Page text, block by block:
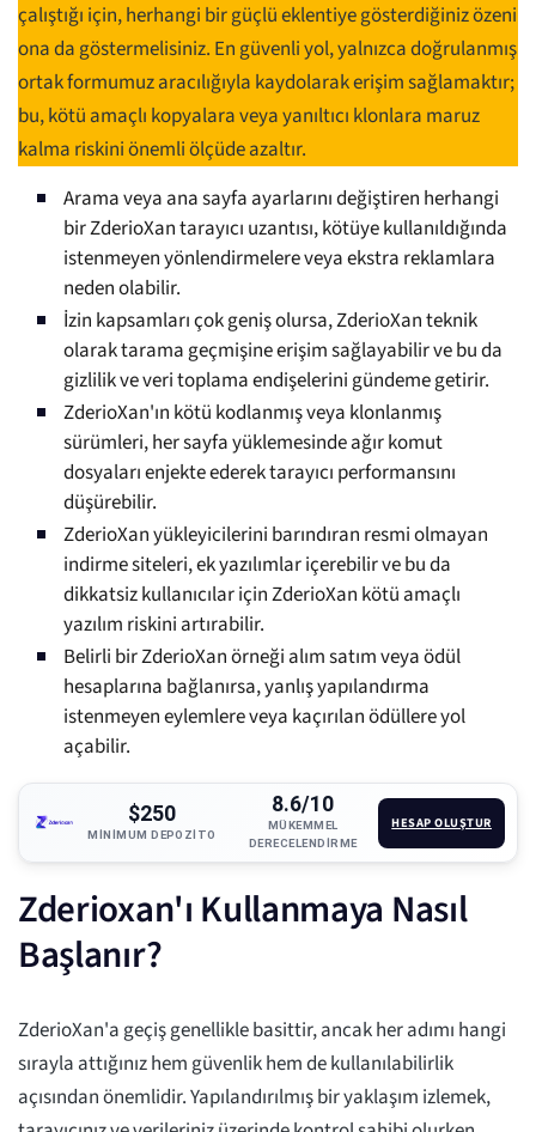
çalıştığı için, herhangi bir güçlü eklentiye gösterdiğiniz özeni
ona da göstermelisiniz. En güvenli yol, yalnızca doğrulanmış
ortak formumuz aracılığıyla kaydolarak erişim sağlamaktır;
bu, kötü amaçlı kopyalara veya yanıltıcı klonlara maruz
kalma riskini önemli ölçüde azaltır.
Arama veya ana sayfa ayarlarını değiştiren herhangi
bir ZderioXan tarayıcı uzantısı, kötüye kullanıldığında
istenmeyen yönlendirmelere veya ekstra reklamlara
neden olabilir.
İzin kapsamları çok geniş olursa, ZderioXan teknik
olarak tarama geçmişine erişim sağlayabilir ve bu da
gizlilik ve veri toplama endişelerini gündeme getirir.
ZderioXan'ın kötü kodlanmış veya klonlanmış
sürümleri, her sayfa yüklemesinde ağır komut
dosyaları enjekte ederek tarayıcı performansını
düşürebilir.
ZderioXan yükleyicilerini barındıran resmi olmayan
indirme siteleri, ek yazılımlar içerebilir ve bu da
dikkatsiz kullanıcılar için ZderioXan kötü amaçlı
yazılım riskini artırabilir.
Belirli bir ZderioXan örneği alım satım veya ödül
hesaplarına bağlanırsa, yanlış yapılandırma
istenmeyen eylemlere veya kaçırılan ödüllere yol
açabilir.
$250
MINIMUM DEPOZITO
8.6/10
MÜKEMMEL
DERECELENDIRME
HESAP OLUŞTUR
Zderioxan'ı Kullanmaya Nasıl
Başlanır?
ZderioXan'a geçiş genellikle basittir, ancak her adımı hangi
sırayla attığınız hem güvenlik hem de kullanılabilirlik
açısından önemlidir. Yapılandırılmış bir yaklaşım izlemek,